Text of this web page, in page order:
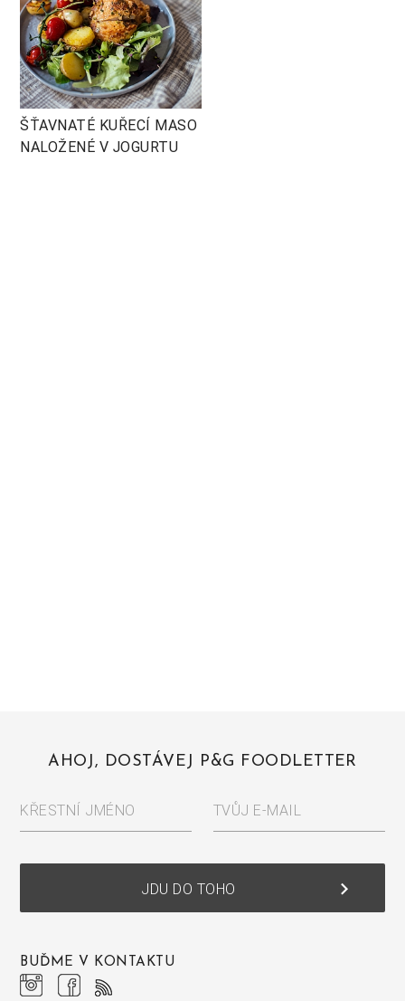
ŠŤAVNATÉ KUŘECÍ MASO
NALOŽENÉ V JOGURTU
AHOJ, DOSTÁVEJ P&G FOODLETTER
KŘESTNÍ JMÉNO TVŮJ E-MAIL
JDU DO TOHO keyboard_arrow_right
BUĎME V KONTAKTU